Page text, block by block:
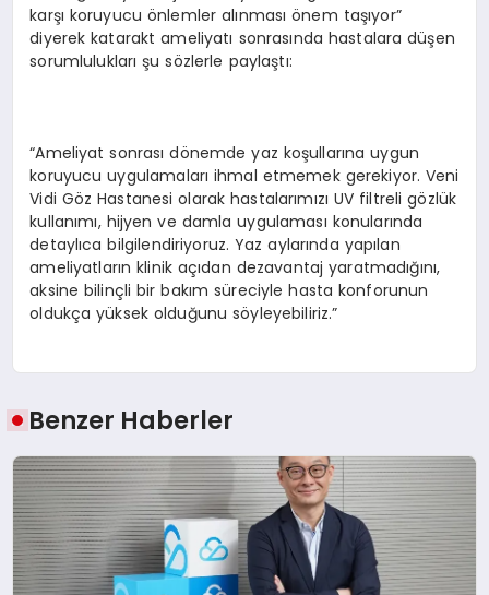
karşı koruyucu önlemler alınması önem taşıyor”
diyerek katarakt ameliyatı sonrasında hastalara düşen
sorumlulukları şu sözlerle paylaştı:
“Ameliyat sonrası dönemde yaz koşullarına uygun
koruyucu uygulamaları ihmal etmemek gerekiyor. Veni
Vidi Göz Hastanesi olarak hastalarımızı UV filtreli gözlük
kullanımı, hijyen ve damla uygulaması konularında
detaylıca bilgilendiriyoruz. Yaz aylarında yapılan
ameliyatların klinik açıdan dezavantaj yaratmadığını,
aksine bilinçli bir bakım süreciyle hasta konforunun
oldukça yüksek olduğunu söyleyebiliriz.”
Benzer Haberler